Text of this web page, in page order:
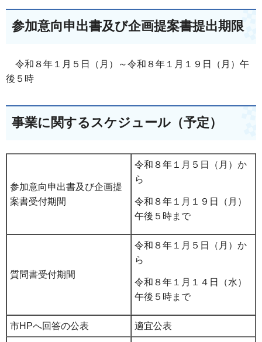
参加意向申出書及び企画提案書提出期限
令和８年１月５日（月）～令和８年１月１９日（月）午
後５時
事業に関するスケジュール（予定）
参加意向申出書及び企画提
案書受付期間
令和８年１月５日（月）か
ら
令和８年１月１９日（月）
午後５時まで
質問書受付期間
令和８年１月５日（月）か
ら
令和８年１月１４日（水）
午後５時まで
市HPへ回答の公表 適宜公表